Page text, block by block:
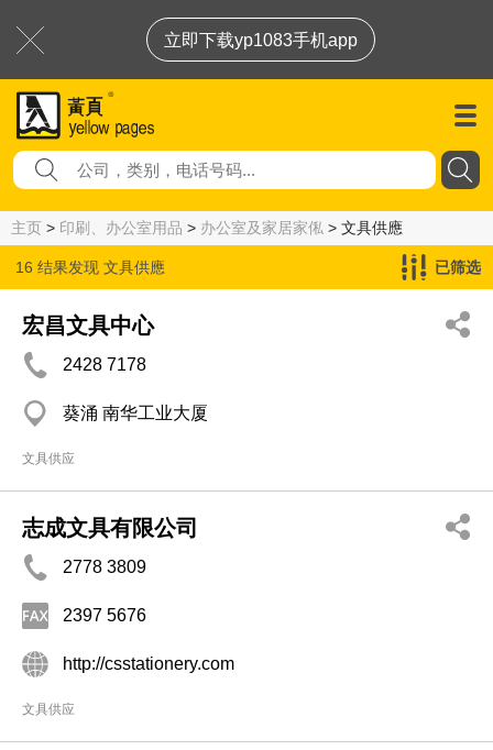
立即下载yp1083手机app
主页 > 印刷、办公室用品 > 办公室及家居家俬 > 文具供應
16 结果发现 文具供應 已筛选
宏昌文具中心
2428 7178
葵涌 南华工业大厦
文具供应
志成文具有限公司
2778 3809
2397 5676
http://csstationery.com
文具供应